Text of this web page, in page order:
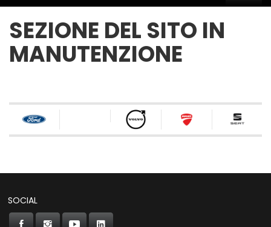
SEZIONE DEL SITO IN
MANUTENZIONE
SOCIAL